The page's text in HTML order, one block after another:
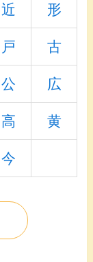
近 形
戸 古
公 広
高 黄
今